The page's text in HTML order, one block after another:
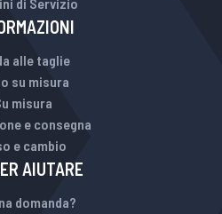
alle taglie
su misura
misura
e consegna
e cambio
AIUTARE
domanda?